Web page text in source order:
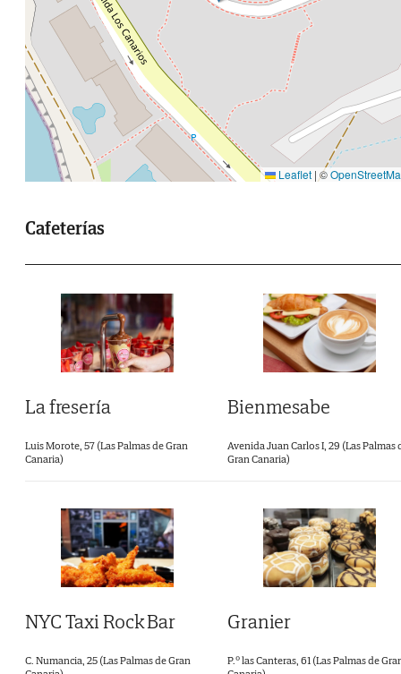
Leaflet | ©
Cafeterías
La fresería
Luis Morote, 57 (Las Palmas de Gran
Canaria)
Bienmesabe
Avenida Juan Carlos I, 29 (Las Palmas
Gran Canaria)
NYC Taxi Rock Bar
C. Numancia, 25 (Las Palmas de Gran
Granier
P.º las Canteras, 61 (Las Palmas de